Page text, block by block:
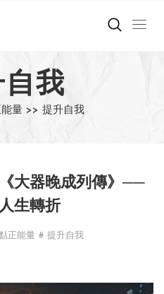
我
量 >> 提升自我
大器晚成列傳》──
生轉折
正能量 # 提升自我